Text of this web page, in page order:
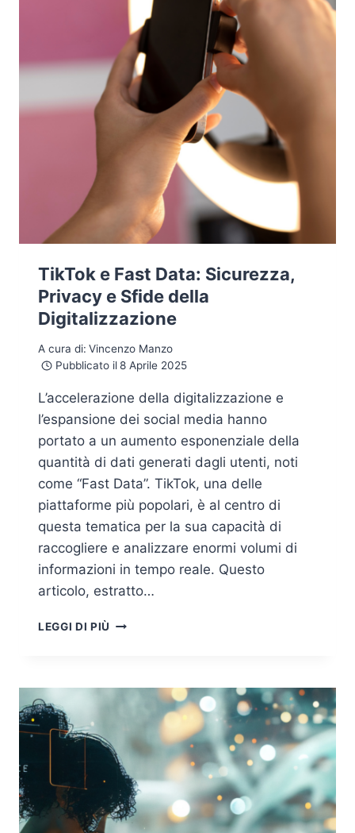
TikTok e Fast Data: Sicurezza,
Privacy e Sfide della
Digitalizzazione
A cura di: Vincenzo Manzo
Pubblicato il 8 Aprile 2025
L’accelerazione della digitalizzazione e
l’espansione dei social media hanno
portato a un aumento esponenziale della
quantità di dati generati dagli utenti, noti
come “Fast Data”. TikTok, una delle
piattaforme più popolari, è al centro di
questa tematica per la sua capacità di
raccogliere e analizzare enormi volumi di
informazioni in tempo reale. Questo
articolo, estratto…
LEGGI DI PIÙ TIKTOK
SICUREZZA,
SFIDE
DELLA
DIGITALIZZAZIONE